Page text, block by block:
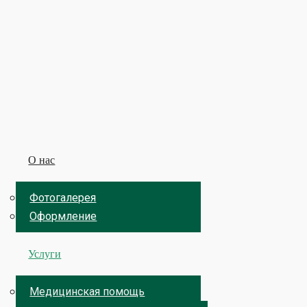
О нас
Фотогалерея
Оформление
Услуги
Медицинская помощь